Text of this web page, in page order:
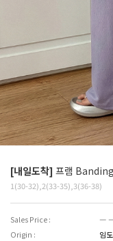
[내일도착] 프램
1(30-32),2(33-35),3(36-38)
Sales Price :
―
Origin :
임